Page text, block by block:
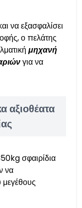
να εξασφαλίσει
ο πελάτης
μηχανή
για να
αξιοθέατα
σφαιρίδια
να